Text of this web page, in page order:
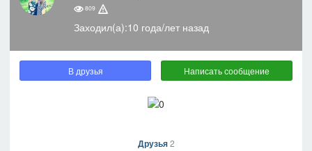
809
Заходил(а):10 года/лет назад
В друзья Написать сообщение
Друзья2